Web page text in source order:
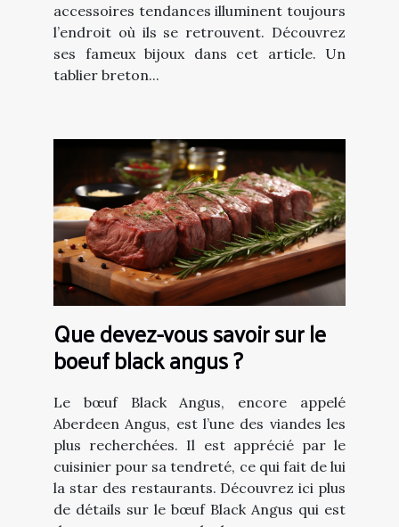
accessoires tendances illuminent toujours
l’endroit où ils se retrouvent. Découvrez
ses fameux bijoux dans cet article. Un
tablier breton...
Que devez-vous savoir sur le
boeuf black angus ?
Le bœuf Black Angus, encore appelé
Aberdeen Angus, est l’une des viandes les
plus recherchées. Il est apprécié par le
cuisinier pour sa tendreté, ce qui fait de lui
la star des restaurants. Découvrez ici plus
de détails sur le bœuf Black Angus qui est